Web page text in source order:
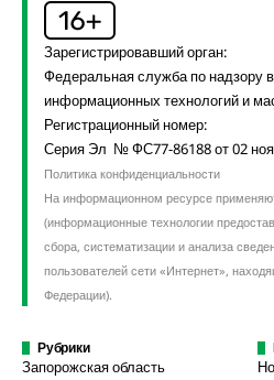
Зарегистрировавший орган:
Федеральная служба по надзору
информационных технологий и
Регистрационный номер:
Серия Эл № ФС77-86188 от 02
Политика конфиденциальности
На информационном ресурсе
(информационные технологии
сбора, систематизации и анализа
пользователей сети «Интернет»,
Федерации).
Рубрики
Запорожская область